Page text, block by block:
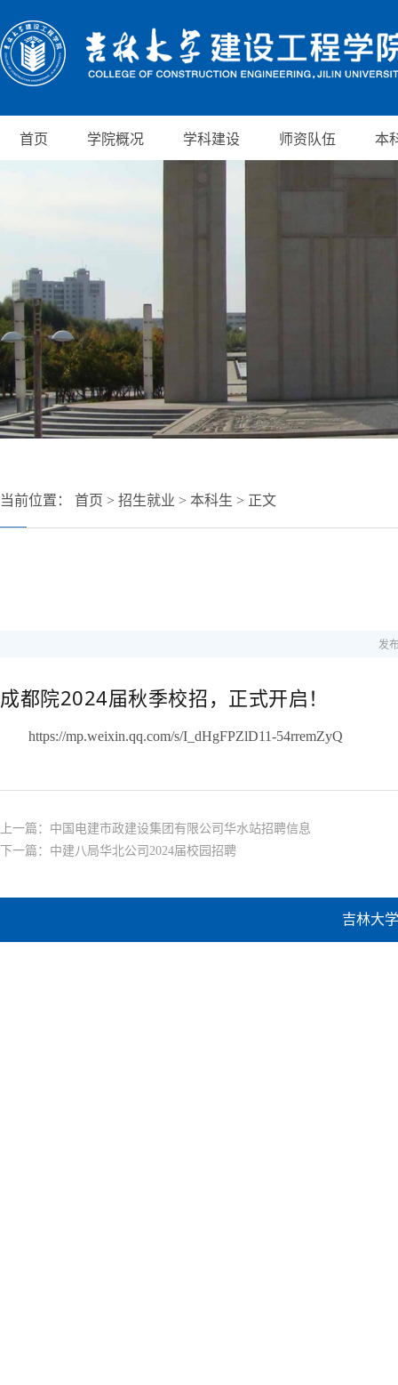
首页 学院概况 学科建设 师资队伍 本
当前位置： 首页 > 招生就业 > 本科生 > 正文
发
成都院2024届秋季校招，正式开启！
https://mp.weixin.qq.com/s/I_dHgFPZlD11-54rremZyQ
上一篇： 中国电建市政建设集团有限公司华水站招聘信息
下一篇： 中建八局华北公司2024届校园招聘
吉林大